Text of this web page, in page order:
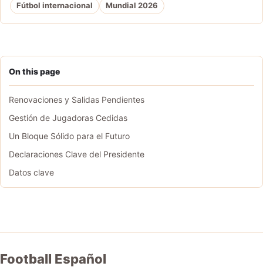
On this page
Renovaciones y Salidas Pendientes
Gestión de Jugadoras Cedidas
Un Bloque Sólido para el Futuro
Declaraciones Clave del Presidente
Datos clave
Fútbol internacional Mundial 2026
Football Español